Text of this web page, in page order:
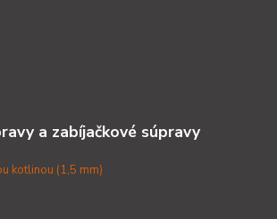
a zabíjačkové súpravy
kotlinou (1,5 mm)